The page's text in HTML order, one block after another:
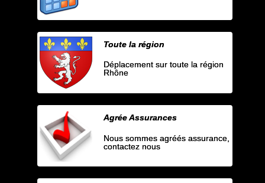
Toute la région
Déplacement sur toute la région
Rhône
Agrée Assurances
Nous sommes agréés assurance,
contactez nous